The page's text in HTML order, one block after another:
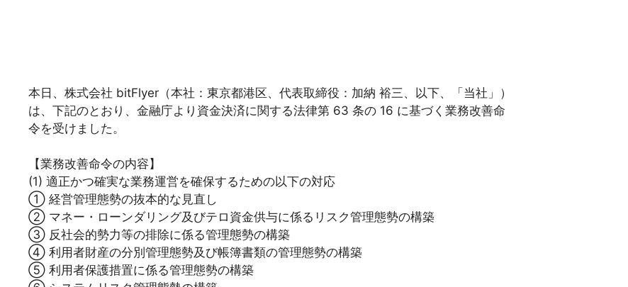
本日、株式会社 bitFlyer（本社：東京都港区、代表取締役：加納 裕三、以下、「当社」）
は、下記のとおり、金融庁より資金決済に関する法律第 63 条の 16 に基づく業務改善命
令を受けました。
【業務改善命令の内容】
(1) 適正かつ確実な業務運営を確保するための以下の対応
① 経営管理態勢の抜本的な見直し
② マネー・ローンダリング及びテロ資金供与に係るリスク管理態勢の構築
③ 反社会的勢力等の排除に係る管理態勢の構築
④ 利用者財産の分別管理態勢及び帳簿書類の管理態勢の構築
⑤ 利用者保護措置に係る管理態勢の構築